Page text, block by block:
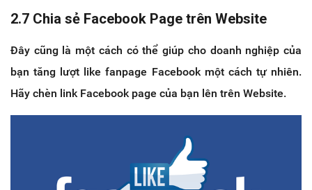
2.7 Chia sẻ Facebook Page trên Website
Đây cũng là một cách có thể giúp cho doanh nghiệp của
bạn tăng lượt like fanpage Facebook một cách tự nhiên.
Hãy chèn link Facebook page của bạn lên trên Website.